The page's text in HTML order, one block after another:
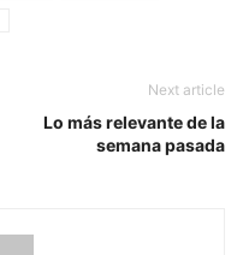
Next article
Lo más relevante de la
semana pasada